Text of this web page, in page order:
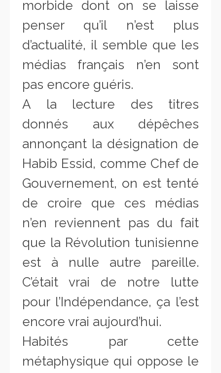
morbide dont on se laisse
penser qu’il n’est plus
d’actualité, il semble que les
médias français n’en sont
pas encore guéris.
A la lecture des titres
donnés aux dépêches
annonçant la désignation de
Habib Essid, comme Chef de
Gouvernement, on est tenté
de croire que ces médias
n’en reviennent pas du fait
que la Révolution tunisienne
est à nulle autre pareille.
C’était vrai de notre lutte
pour l’Indépendance, ça l’est
encore vrai aujourd’hui.
Habités par cette
métaphysique qui oppose le